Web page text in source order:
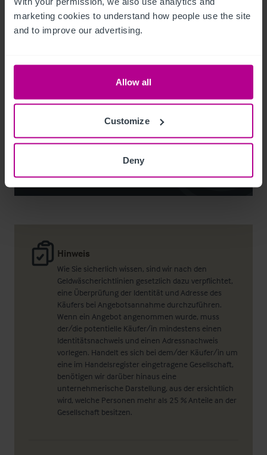
marketing cookies to understand how people use the site
and to improve our advertising.
Allow all
Customize
Deny
Hinweis
Wie Sie sicherlich wissen, sind wir nach den
Geldwäscherichtlinien gesetzlich dazu verpflichtet,
eine Überprüfung der Identität und Adresse des
Käufers bei Angebotsannahme durchzuführen.
Wenn ein Angebot angenommen wurde, muss
der/die potentielle Käufer/in mindestens einen
Identitätsnachweis und einen Adressnachweis
vorlegen. Handelt es sich bei dem/der Käufer/in um
eine im Handelsregister eingetragene Gesellschaft,
benötigen wir darüber hinaus eine
unternehmerische Darstellung, aus der ersichtlich
wird, welche Personen mehr als 25 % Anteile an der
Gesellschaft besitzen.
Noel Moffitt
Senior Director - Corporate Pubs and Restaurants
noel.moffitt@christie.com
Kontakt